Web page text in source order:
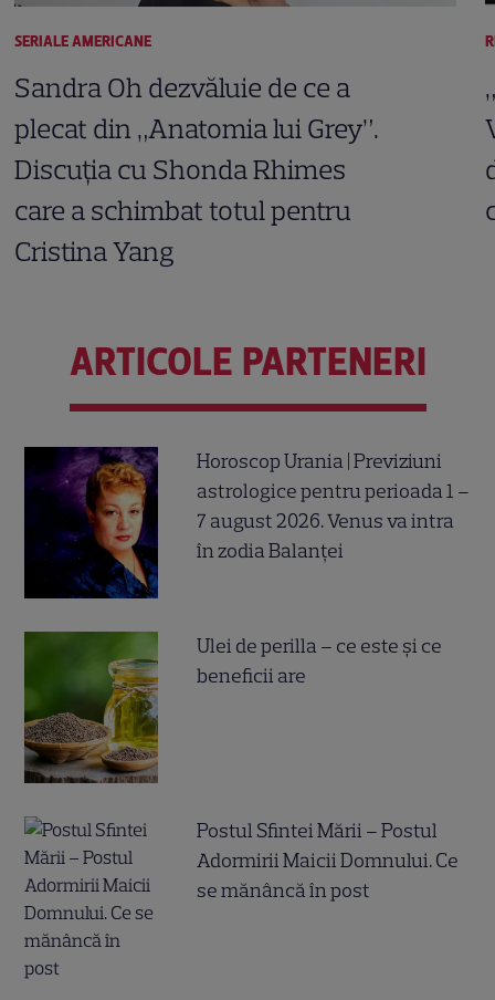
SERIALE AMERICANE
Sandra Oh dezvăluie de ce a
plecat din „Anatomia lui Grey”.
Discuția cu Shonda Rhimes
care a schimbat totul pentru
Cristina Yang
ARTICOLE PARTENERI
Horoscop Urania | Previziuni
astrologice pentru perioada 1 –
7 august 2026. Venus va intra
în zodia Balanței
Ulei de perilla – ce este și ce
beneficii are
Postul Sfintei Mării – Postul
Adormirii Maicii Domnului. Ce
se mănâncă în post